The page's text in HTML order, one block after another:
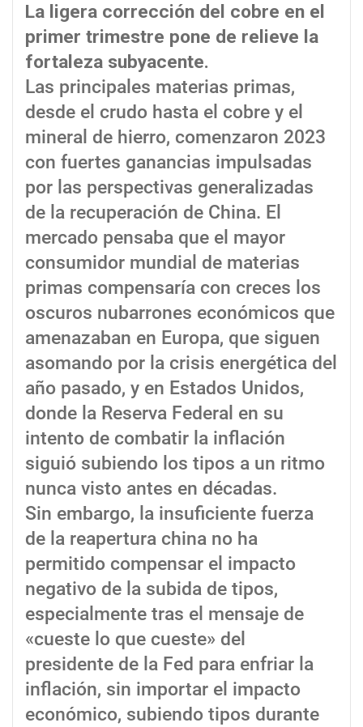
La ligera corrección del cobre en el
primer trimestre pone de relieve la
fortaleza subyacente.
Las principales materias primas,
desde el crudo hasta el cobre y el
mineral de hierro, comenzaron 2023
con fuertes ganancias impulsadas
por las perspectivas generalizadas
de la recuperación de China. El
mercado pensaba que el mayor
consumidor mundial de materias
primas compensaría con creces los
oscuros nubarrones económicos que
amenazaban en Europa, que siguen
asomando por la crisis energética del
año pasado, y en Estados Unidos,
donde la Reserva Federal en su
intento de combatir la inflación
siguió subiendo los tipos a un ritmo
nunca visto antes en décadas.
Sin embargo, la insuficiente fuerza
de la reapertura china no ha
permitido compensar el impacto
negativo de la subida de tipos,
especialmente tras el mensaje de
«cueste lo que cueste» del
presidente de la Fed para enfriar la
inflación, sin importar el impacto
económico, subiendo tipos durante